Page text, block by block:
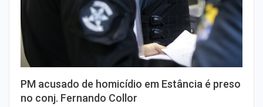
PM acusado de homicídio em Estância é preso
no conj. Fernando Collor